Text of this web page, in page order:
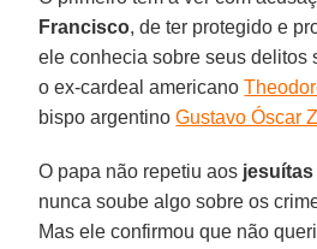
Francisco, de ter protegido e
ele conhecia sobre seus delitos
o ex-cardeal americano
bispo argentinoGustavo Óscar
O papa não repetiu aos
nunca soube algo sobre os
Mas ele confirmou que não